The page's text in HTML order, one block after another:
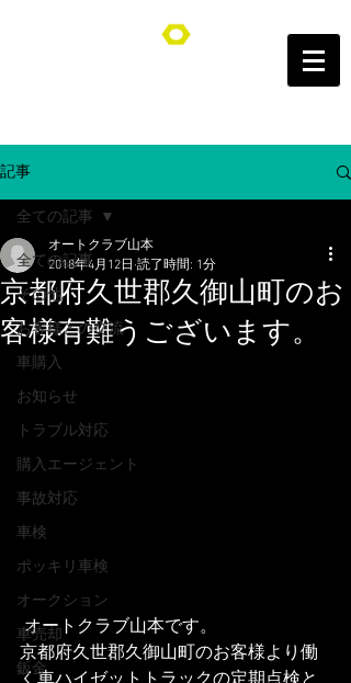
オートクラブ山本/Auto Club YAMAMOTO
記事
全ての記事
その他
お客様との交流
車購入
お知らせ
トラブル対応
購入エージェント
事故対応
車検
ポッキリ車検
オークション
車売却
鈑金
全ての記事
京都府久世郡久御山町のお
客様有難うございます。
オートクラブ山本
2018年4月12日 読了時間: 1分
オートクラブ山本です。
京都府久世郡久御山町のお客様より働